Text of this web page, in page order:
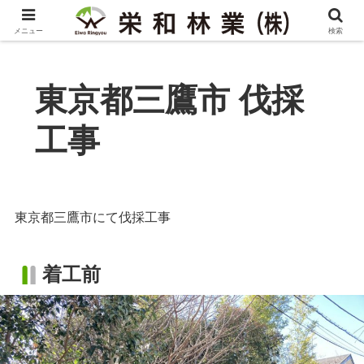
東京都三鷹市 伐採
工事
東京都三鷹市にて伐採工事
着工前
メニュー 検索